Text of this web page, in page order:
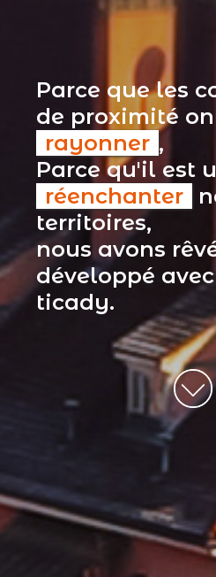
Parce que les
de proximité
rayonner ,
Parce qu'il est
réenchanter
territoires,
nous avons
développé
ticady.